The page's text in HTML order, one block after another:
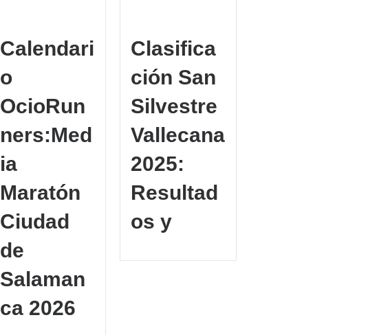
Calendari
o
OcioRun
ners:Med
ia
Maratón
Ciudad
de
Salaman
ca 2026
Clasifica
ción San
Silvestre
Vallecana
2025:
Resultad
os y